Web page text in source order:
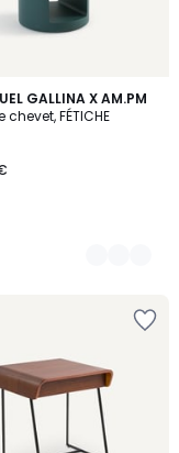
GALLINA X AM.PM
FÉTICHE